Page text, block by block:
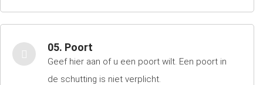
05. Poort
Geef hier aan of u een poort wilt. Een poort in
de schutting is niet verplicht.